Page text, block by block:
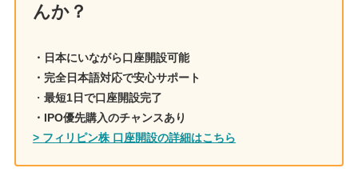
んか？
・日本にいながら口座開設可能
・完全日本語対応で安心サポート
・ 最短1日で口座開設完了
・IPO優先購入のチャンスあり
> フィリピン株 口座開設の詳細はこちら